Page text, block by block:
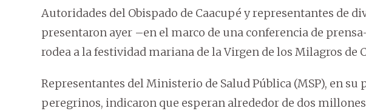
Autoridades del Obispado de Caacupé y representantes de
presentaron ayer –en el marco de una conferencia de
rodea a la festividad mariana de la Virgen de los Milagros de
Representantes del Ministerio de Salud Pública (MSP), en su
peregrinos, indicaron que esperan alrededor de dos